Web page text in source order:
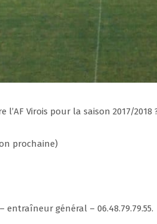
Virois pour la saison 2017/
prochaine)
général – 06.48.79.79.55.